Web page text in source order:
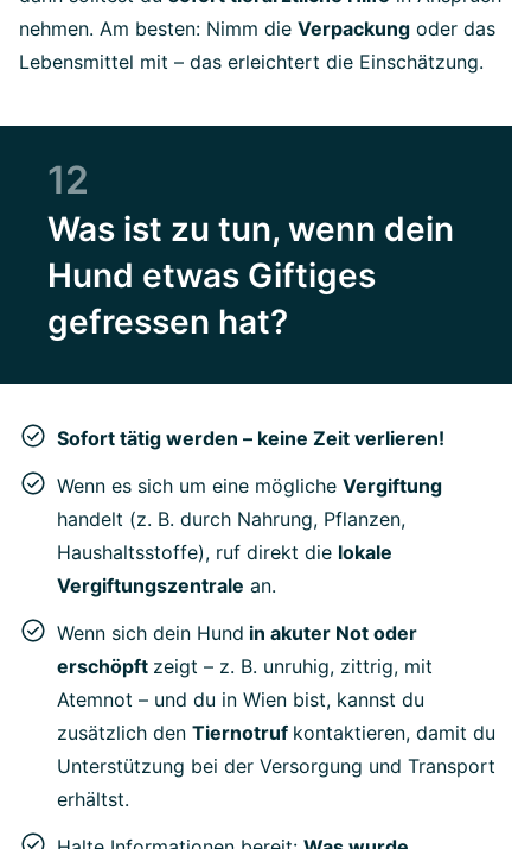
nehmen. Am besten: Nimm die Verpackung oder das
Lebensmittel mit – das erleichtert die Einschätzung.
12
Was ist zu tun, wenn dein
Hund etwas Giftiges
gefressen hat?
Sofort tätig werden – keine Zeit verlieren!
Wenn es sich um eine mögliche Vergiftung
handelt (z. B. durch Nahrung, Pflanzen,
Haushaltsstoffe), ruf direkt die lokale
Vergiftungszentrale an.
Wenn sich dein Hund in akuter Not oder
erschöpft zeigt – z. B. unruhig, zittrig, mit
Atemnot – und du in Wien bist, kannst du
zusätzlich den Tiernotruf kontaktieren, damit du
Unterstützung bei der Versorgung und Transport
erhältst.